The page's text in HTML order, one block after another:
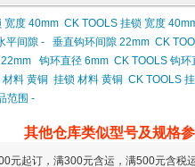
宽度 40mm CK TOOLS 挂锁 宽度
平间隙 - 垂直钩环间隙 22mm CK
钩环直径 6mm CK TOOLS 钩环
料 黄铜 挂锁 材料 黄铜 CK TOOLS
范围 -
其他仓库类似型号及规格
元起订，满300元含运，满500元含税